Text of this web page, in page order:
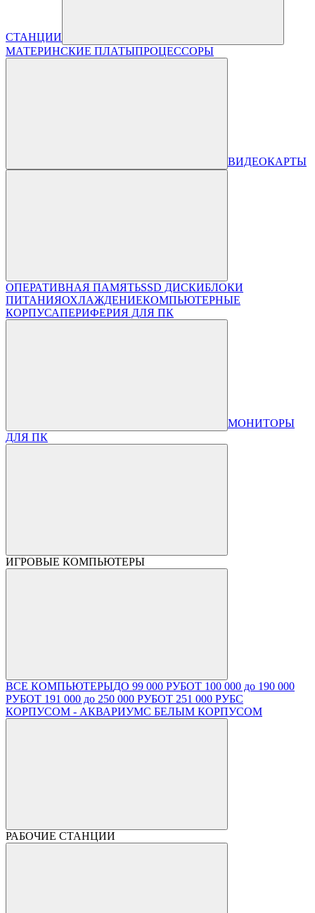
СТАНЦИИ
МАТЕРИНСКИЕ ПЛАТЫПРОЦЕССОРЫ
ВИДЕОКАРТЫ
ОПЕРАТИВНАЯ ПАМЯТЬSSD ДИСКИБЛОКИ
ПИТАНИЯОХЛАЖДЕНИЕКОМПЬЮТЕРНЫЕ
КОРПУСАПЕРИФЕРИЯ ДЛЯ ПК
МОНИТОРЫ
ДЛЯ ПК
ИГРОВЫЕ КОМПЬЮТЕРЫ
ВСЕ КОМПЬЮТЕРЫДО 99 000 РУБОТ 100 000 до 190 000
РУБОТ 191 000 до 250 000 РУБОТ 251 000 РУБС
КОРПУСОМ - АКВАРИУМС БЕЛЫМ КОРПУСОМ
РАБОЧИЕ СТАНЦИИ